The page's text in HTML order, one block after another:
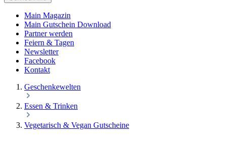
Main Magazin
Main Gutschein Download
Partner werden
Feiern & Tagen
Newsletter
Facebook
Kontakt
Geschenkewelten
Essen & Trinken
Vegetarisch & Vegan Gutscheine